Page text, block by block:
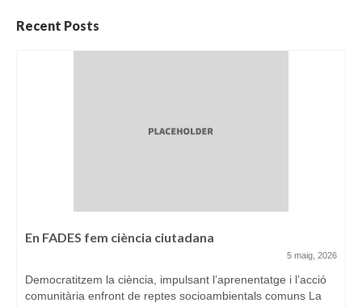
Recent Posts
En FADES fem ciència ciutadana
5 maig, 2026
Democratitzem la ciència, impulsant l’aprenentatge i l’acció
comunitària enfront de reptes socioambientals comuns La